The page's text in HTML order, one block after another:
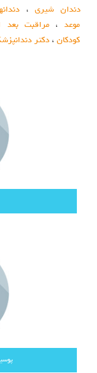
دندان شیری،
موعد،مراقبت بعد
کودکان، دکتر